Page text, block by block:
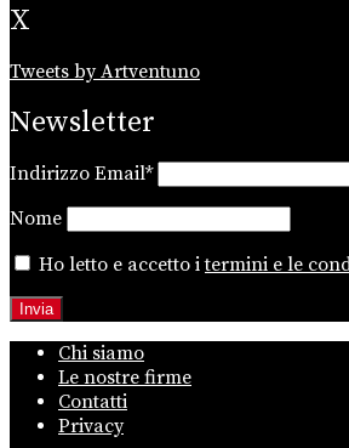
X
Tweets by Artventuno
Newsletter
Indirizzo Email*
Nome
Ho letto e accetto itermini e le
Chi siamo
Le nostre firme
Contatti
Privacy